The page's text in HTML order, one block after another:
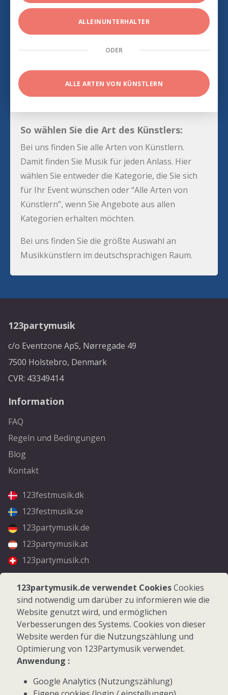
ALLEINUNTERHALTER
ODER
ALLE ARTEN VON KÜNSTLERN
So wählen Sie die Art des Künstlers:
Bei uns finden Sie alle Arten von Künstlern.
Damit finden Sie Musik für jeden Anlass. Hier
wählen Sie entweder die Kategorie, die Sie sich
für Ihr Event wünschen oder “Alle Arten von
Künstlern”, wenn Sie Angebote aus allen
Kategorien erhalten möchten.
Bei uns finden Sie die größte Auswahl an
Musikkünstlern im deutschsprachigen Raum.
123partymusik
c/o Eventzone ApS, Nørregade 49
7500 Holstebro, Denmark
CVR: 43349414
Information
FAQ
Regeln und Bedingungen
Blog
Kontakt
123festmusik.dk
123festmusik.se
123partymusik.de
123partymusik.at
123partymusik.ch
Folgen Sie uns
Facebook
Instagram
© 2026 123Partymusik.de - Alle Rechte vorbehalten
123partymusik.de verwendet CookiesCookies
sind notwendig um darüber zu informieren wie die
Website genutzt wird, und ermöglichen
Verbesserungen des Systems. Cookies von dieser
Website werden für die Nutzungszählung und
Optimierung von 123Partymusik verwendet.
Anwendung :
Google Analytics (Nutzungszählung)